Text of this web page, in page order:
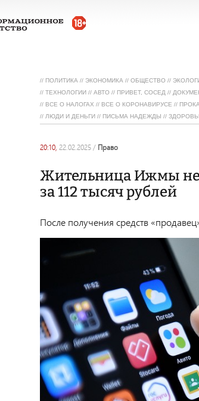
// ПОЛИТИКА // ЭКОНОМИКА // ОБЩЕСТВО //
// ТЕХНОЛОГИИ // АВТО // ПРИВЕТ, СОСЕД //
// ВСЕ О НАЛОГАХ // ВСЕ О КОРОНАВИРУСЕ //
// ЛЮДИ И ДЕНЬГИ // ПИСЬМА НАДЕЖДЫ //
20:10, 22.02.2025 / право
Жительница Ижмы не
за 112 тысяч рублей
После получения средств